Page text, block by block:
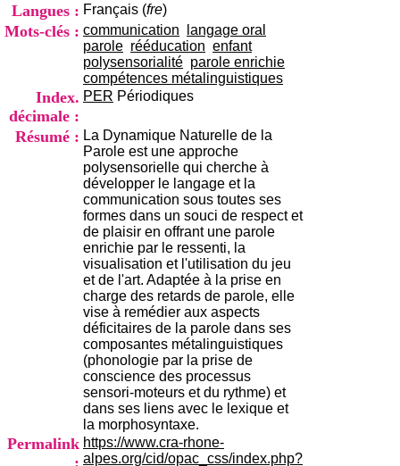
Langues : Français (fre)
Mots-clés : communication
langage oral
parole rééducation enfant
polysensorialité parole enrichie
compétences métalinguistiques
Index.
décimale :
PER Périodiques
Résumé : La Dynamique Naturelle de la
Parole est une approche
polysensorielle qui cherche à
développer le langage et la
communication sous toutes ses
formes dans un souci de respect et
de plaisir en offrant une parole
enrichie par le ressenti, la
visualisation et l'utilisation du jeu
et de l'art. Adaptée à la prise en
charge des retards de parole, elle
vise à remédier aux aspects
déficitaires de la parole dans ses
composantes métalinguistiques
(phonologie par la prise de
conscience des processus
sensori-moteurs et du rythme) et
dans ses liens avec le lexique et
la morphosyntaxe.
Permalink
:
https://www.cra-rhone-
alpes.org/cid/opac_css/index.php?
n
t
a
t
i
o
n
u
C
R
A
R
h
ô
n
e
-
A
l
p
e
s
C
e
n
t
r
e